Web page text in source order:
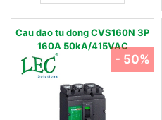
Cau dao tu dong CVS160N 3P
160A 50kA/415VAC
- 50%